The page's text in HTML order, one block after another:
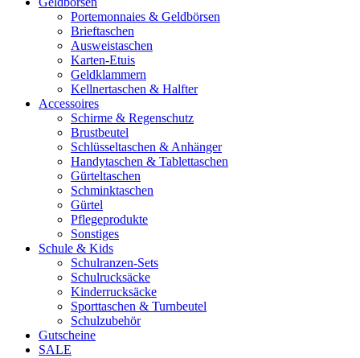
Portemonnaies & Geldbörsen
Brieftaschen
Ausweistaschen
Karten-Etuis
Geldklammern
Kellnertaschen & Halfter
Accessoires
Schirme & Regenschutz
Brustbeutel
Schlüsseltaschen & Anhänger
Handytaschen & Tablettaschen
Gürteltaschen
Schminktaschen
Gürtel
Pflegeprodukte
Sonstiges
Schule & Kids
Schulranzen-Sets
Schulrucksäcke
Kinderrucksäcke
Sporttaschen & Turnbeutel
Schulzubehör
Gutscheine
SALE